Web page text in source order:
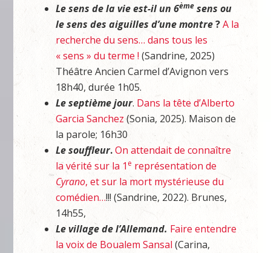
Le sens de la vie est-il un 6ème sens ou
le sens des aiguilles d’une montre?A la
recherche du sens… dans tous les
« sens » du terme ! (Sandrine, 2025)
Théâtre Ancien Carmel d’Avignon vers
18h40, durée 1h05.
Le septième jour. Dans la tête d’Alberto
Garcia Sanchez (Sonia, 2025). Maison de
la parole; 16h30
Le souffleur.On attendait de connaître
la vérité sur la 1e représentation de
Cyrano, et sur la mort mystérieuse du
comédien…!!! (Sandrine, 2022). Brunes,
14h55,
Le village de l’Allemand. Faire entendre
la voix de Boualem Sansal(Carina,